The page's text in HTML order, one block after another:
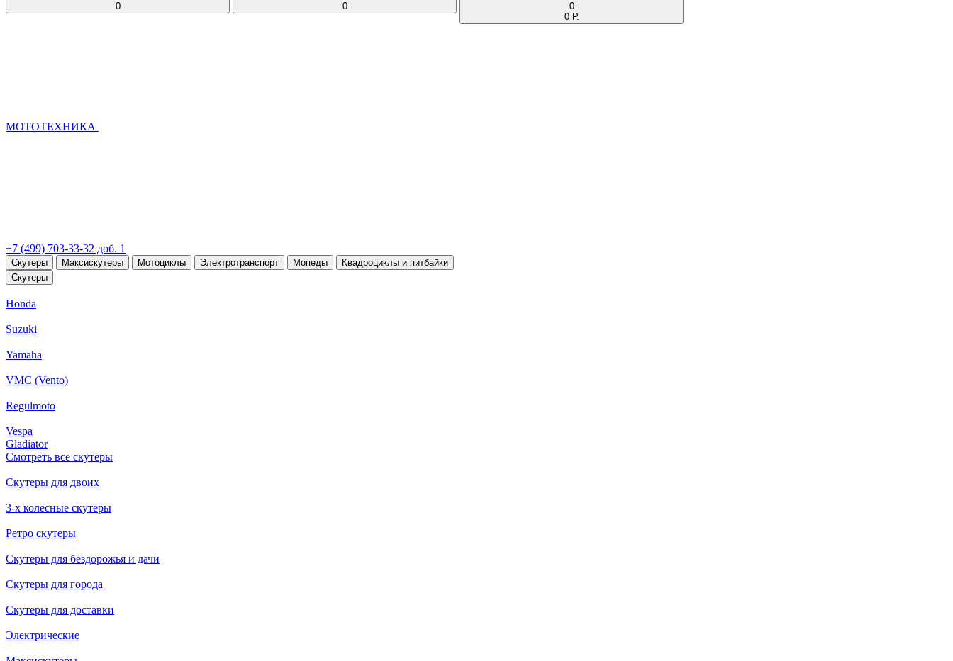
0 0
0
0 Р.
МОТОТЕХНИКА
+7 (499) 703-33-32 доб. 1
Скутеры Максискутеры Мотоциклы Электротранспорт Мопеды
Квадроциклы и питбайки
Скутеры
Honda
Suzuki
Yamaha
VMC (Vento)
Regulmoto
Vespa
Gladiator
Смотреть все скутеры
Скутеры для двоих
3-х колесные скутеры
Ретро скутеры
Скутеры для бездорожья и дачи
Скутеры для города
Скутеры для доставки
Электрические